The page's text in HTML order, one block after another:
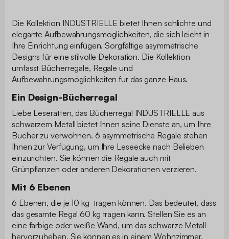
Die Kollektion INDUSTRIELLE bietet Ihnen schlichte und
elegante Aufbewahrungsmöglichkeiten, die sich leicht in
Ihre Einrichtung einfügen. Sorgfältige asymmetrische
Designs für eine stilvolle Dekoration. Die Kollektion
umfasst Bücherregale, Regale und
Aufbewahrungsmöglichkeiten für das ganze Haus.
Ein Design-Bücherregal
Liebe Leseratten, das Bücherregal INDUSTRIELLE aus
schwarzem Metall bietet Ihnen seine Dienste an, um Ihre
Bücher zu verwöhnen. 6 asymmetrische Regale stehen
Ihnen zur Verfügung, um Ihre Leseecke nach Belieben
einzurichten. Sie können die Regale auch mit
Grünpflanzen oder anderen Dekorationen verzieren.
Mit 6 Ebenen
6 Ebenen, die je 10 kg tragen können. Das bedeutet, dass
das gesamte Regal 60 kg tragen kann. Stellen Sie es an
eine farbige oder weiße Wand, um das schwarze Metall
hervorzuheben. Sie können es in einem Wohnzimmer,